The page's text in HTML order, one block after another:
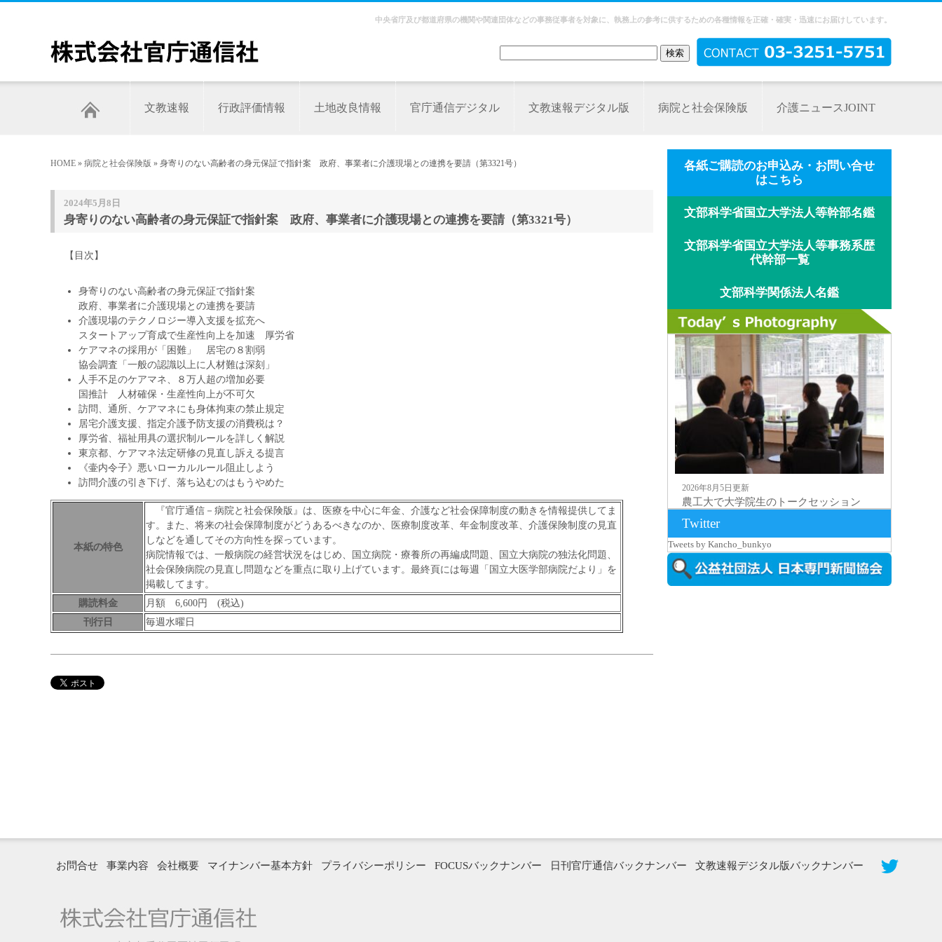
中央省庁及び都道府県の機関や関連団体などの事務従事者を対象に、執務上の参考に供するための各種情報を正確・確実・迅速にお届けしています。
文教速報 行政評価情報 土地改良情報 官庁通信デジタル 文教速報デジタル版 病院と社会保険版 介護ニュースJOINT
HOME » 病院と社会保険版 » 身寄りのない高齢者の身元保証で指針案 政府、事業者に介護現場との連携を要請（第3321号）
2024年5月8日
身寄りのない高齢者の身元保証で指針案 政府、事業者に介護現場との連携を要請（第3321号）
【目次】
身寄りのない高齢者の身元保証で指針案
政府、事業者に介護現場との連携を要請
介護現場のテクノロジー導入支援を拡充へ
スタートアップ育成で生産性向上を加速 厚労省
ケアマネの採用が「困難」 居宅の８割弱
協会調査「一般の認識以上に人材難は深刻」
人手不足のケアマネ、８万人超の増加必要
国推計 人材確保・生産性向上が不可欠
訪問、通所、ケアマネにも身体拘束の禁止規定
居宅介護支援、指定介護予防支援の消費税は？
厚労省、福祉用具の選択制ルールを詳しく解説
東京都、ケアマネ法定研修の見直し訴える提言
《壷内令子》悪いローカルルール阻止しよう
訪問介護の引き下げ、落ち込むのはもうやめた
本紙の特色
『官庁通信－病院と社会保険版』は、医療を中心に年金、介護など社会保障制度の動きを情報提供してま
す。また、将来の社会保障制度がどうあるべきなのか、医療制度改革、年金制度改革、介護保険制度の見直
しなどを通してその方向性を探っています。
病院情報では、一般病院の経営状況をはじめ、国立病院・療養所の再編成問題、国立大病院の独法化問題、
社会保険病院の見直し問題などを重点に取り上げています。最終頁には毎週「国立大医学部病院だより」を
掲載してます。
購読料金
月額 6,600円 (税込)
刊行日
毎週水曜日
各紙ご購読のお申込み・お問い合せ
はこちら
文部科学省国立大学法人等幹部名鑑
文部科学省国立大学法人等事務系歴
代幹部一覧
文部科学関係法人名鑑
2026年8月5日更新
農工大で大学院生のトークセッション
Twitter
Tweets by Kancho_bunkyo
お問合せ 事業内容 会社概要 マイナンバー基本方針 プライバシーポリシー FOCUSバックナンバー 日刊官庁通信バックナンバー 文教速報デジタル版バックナンバー